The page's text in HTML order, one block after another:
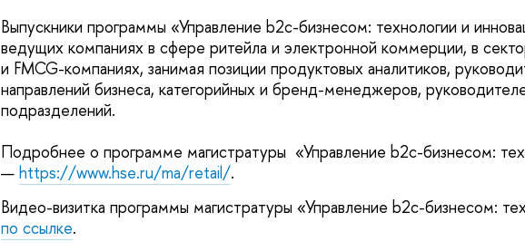
Выпускники программы «Управление b2c-бизнесом: технологии и
ведущих компаниях в сфере ритейла и электронной коммерции, в
и FMCG-компаниях, занимая позиции продуктовых аналитиков,
направлений бизнеса, категорийных и бренд-менеджеров,
подразделений.
Подробнее о программе магистратуры «Управление b2c-бизнесом:
— https://www.hse.ru/ma/retail/.
Видео-визитка программы магистратуры «Управление b2c-бизнесом:
по ссылке.